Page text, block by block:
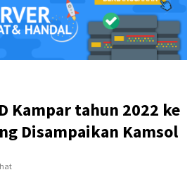
Kampar tahun 2022 ke
Disampaikan Kamsol